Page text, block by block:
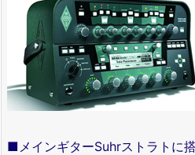
■メインギターSuhrストラトに